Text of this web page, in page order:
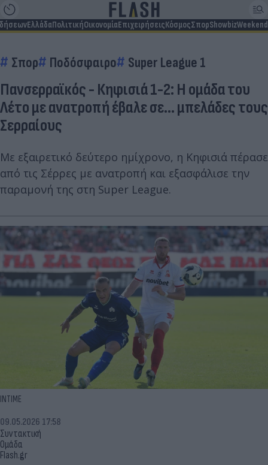
ΕλλάδαΠολιτικήΟικονομίαΕπιχειρήσειςΚόσμοςΣπορShowbizWeekend
Σπορ Ποδόσφαιρο Super League 1
Πανσερραϊκός - Κηφισιά 1-2: Η ομάδα του
Λέτο με ανατροπή έβαλε σε... μπελάδες τους
Σερραίους
Με εξαιρετικό δεύτερο ημίχρονο, η Κηφισιά πέρασε
από τις Σέρρες με ανατροπή και εξασφάλισε την
παραμονή της στη Super League.
ΙΝΤΙΜΕ
Συντακτική
Ομάδα
Flash.gr
09.05.2026 17:58